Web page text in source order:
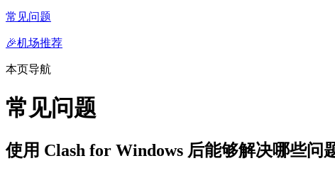
常见问题
🎉机场推荐
本页导航
常见问题
使用 Clash for Windows 后能够解决哪些问